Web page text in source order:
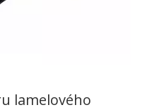
lamelového